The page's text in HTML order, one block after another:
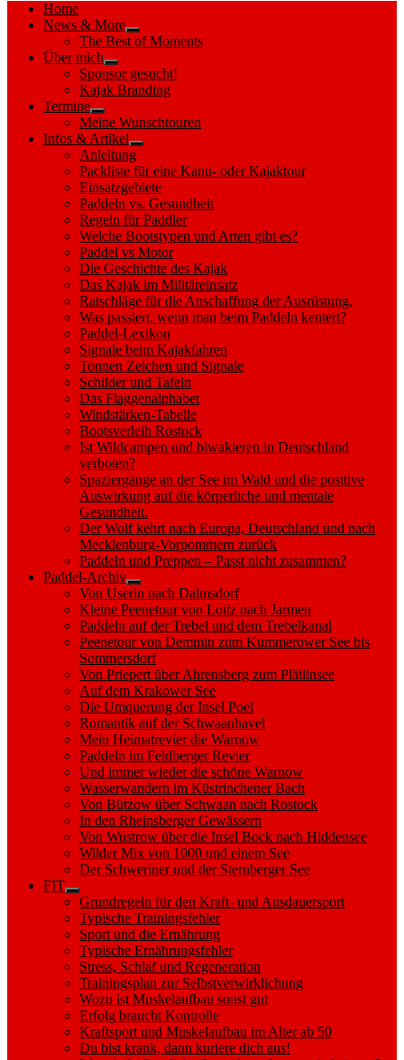
Home
News & More
Show
sub
The Best of Moments
Über mich
Show
sub
menu
Sponsor gesucht!
Kajak Branding
Termine
Show
sub
menu
Meine Wunschtouren
Infos & Artikel
Show
sub
menu
Anleitung
Packliste für eine Kanu- oder Kajaktour
Einsatzgebiete
Paddeln vs. Gesundheit
Regeln für Paddler
Welche Bootstypen und Arten gibt es?
Paddel vs Motor
Die Geschichte des Kajak
Das Kajak im Militäreinsatz
Ratschläge für die Anschaffung der Ausrüstung.
Was passiert, wenn man beim Paddeln kentert?
Paddel-Lexikon
Signale beim Kajakfahren
Tonnen Zeichen und Signale
Schilder und Tafeln
Das Flaggenalphabet
Windstärken-Tabelle
Bootsverleih Rostock
Ist Wildcampen und biwakieren in Deutschland
verboten?
Spaziergänge an der See im Wald und die positive
Auswirkung auf die körperliche und mentale
Gesundheit.
Der Wolf kehrt nach Europa, Deutschland und nach
Mecklenburg-Vorpommern zurück
Paddeln und Preppen – Passt nicht zusammen?
Paddel-Archiv
Show
sub
menu
Von Userin nach Dalmsdorf
Kleine Peenetour von Loitz nach Jarmen
Paddeln auf der Trebel und dem Trebelkanal
Peenetour von Demmin zum Kummerower See bis
Sommersdorf
Von Priepert über Ahrensberg zum Plätlinsee
Auf dem Krakower See
Die Umquerung der Insel Poel
Romantik auf der Schwaanhavel
Mein Heimatrevier die Warnow
Paddeln im Feldberger Revier
Und immer wieder die schöne Warnow
Wasserwandern im Küstrinchener Bach
Von Bützow über Schwaan nach Rostock
In den Rheinsberger Gewässern
Von Wustrow über die Insel Bock nach Hiddensee
Wilder Mix von 1000 und einem See
Der Schweriner und der Sternberger See
FIT
Show
sub
menu
Grundregeln für den Kraft- und Ausdauersport
Typische Trainingsfehler
Sport und die Ernährung
Typische Ernährungsfehler
Stress, Schlaf und Regeneration
Trainingsplan zur Selbstverwirklichung
Wozu ist Muskelaufbau sonst gut
Erfolg braucht Kontrolle
Kraftsport und Muskelaufbau im Alter ab 50
Du bist krank, dann kuriere dich aus!